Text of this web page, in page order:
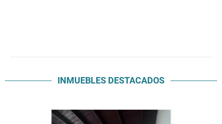
INMUEBLES DESTACADOS